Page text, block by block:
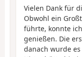
Vielen Dank für
Obwohl ein
führte, konnte
genießen. Die
danach wurde